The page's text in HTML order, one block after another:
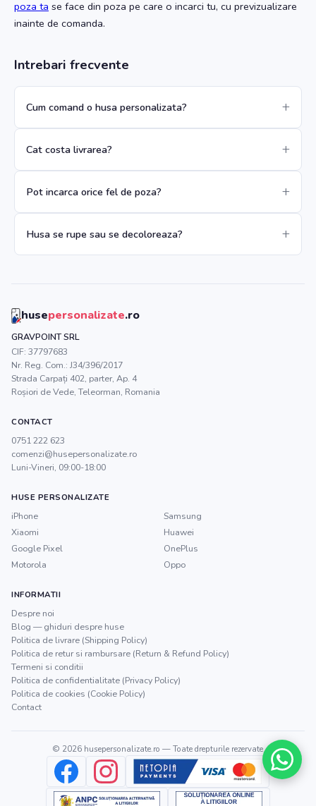
poza ta se face din poza pe care o incarci tu, cu previzualizare
inainte de comanda.
Intrebari frecvente
Cum comand o husa personalizata?
Cat costa livrarea?
Pot incarca orice fel de poza?
Husa se rupe sau se decoloreaza?
husepersonalizate.ro
GRAVPOINT SRL
CIF: 37797683
Nr. Reg. Com.: J34/396/2017
Strada Carpați 402, parter, Ap. 4
Roșiori de Vede,Teleorman, Romania
CONTACT
0751 222 623
comenzi@husepersonalizate.ro
Luni-Vineri, 09:00-18:00
HUSE PERSONALIZATE
iPhone
Samsung
Xiaomi
Huawei
Google Pixel
OnePlus
Motorola
Oppo
INFORMATII
Despre noi
Blog — ghiduri despre huse
Politica de livrare (Shipping Policy)
Politica de retur si rambursare (Return & Refund Policy)
Termeni si conditii
Politica de confidentialitate (Privacy Policy)
Politica de cookies (Cookie Policy)
Contact
© 2026 husepersonalizate.ro — Toate drepturile rezervate